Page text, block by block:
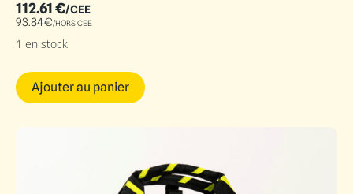
112.61€/CEE
93.84€/HORS CEE
1 en stock
Ajouter au panier